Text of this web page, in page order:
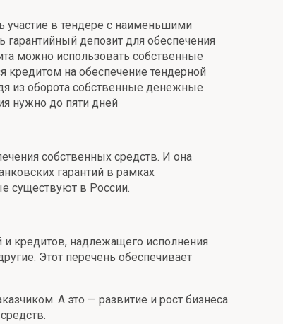
участие в тендере с наименьшими
гарантийный депозит для обеспечения
можно использовать собственные
кредитом на обеспечение тендерной
из оборота собственные денежные
нужно до пяти дней
собственных средств. И она
гарантий в рамках
существуют в России.
кредитов, надлежащего исполнения
Этот перечень обеспечивает
А это — развитие и рост бизнеса.